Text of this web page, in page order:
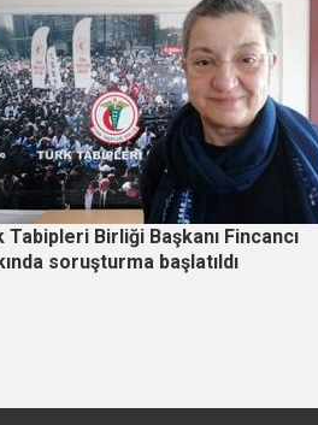
Tabipleri Birliği Başkanı Fincancı
soruşturma başlatıldı